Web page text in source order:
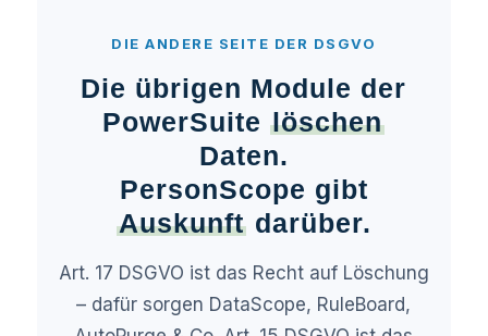
DIE ANDERE SEITE DER DSGVO
Die übrigen Module der
PowerSuitelöschen
Daten.
PersonScope gibt
Auskunftdarüber.
Art. 17 DSGVO ist das Recht auf Löschung
– dafür sorgen DataScope, RuleBoard,